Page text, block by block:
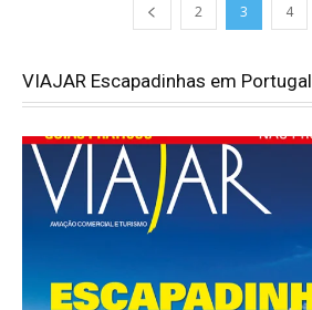
2 3 4
VIAJAR Escapadinhas em Portugal